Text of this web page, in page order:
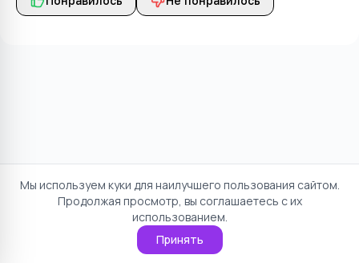
Мы используем куки для наилучшего пользования сайтом.
Продолжая просмотр, вы соглашаетесь с их
использованием.
Принять